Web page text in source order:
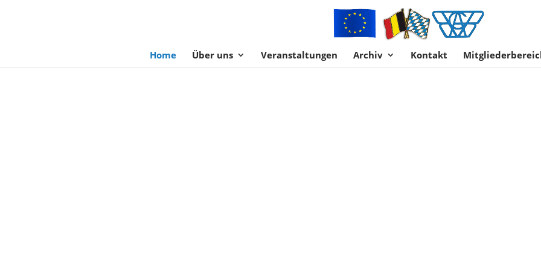
Home Über uns Veranstaltungen Archiv Kontakt